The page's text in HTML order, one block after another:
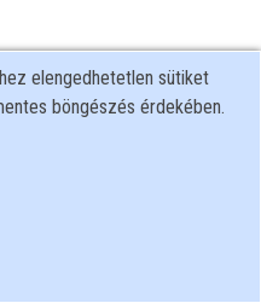
elengedhetetlen sütiket
böngészés érdekében.